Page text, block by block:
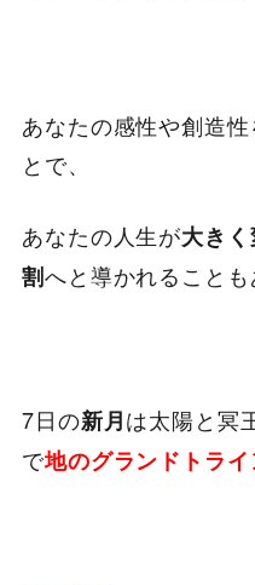
あなたの感性や創造
とで、
あなたの人生が大き
割へと導かれることも
7日の新月は太陽と冥
で地のグランドトライ